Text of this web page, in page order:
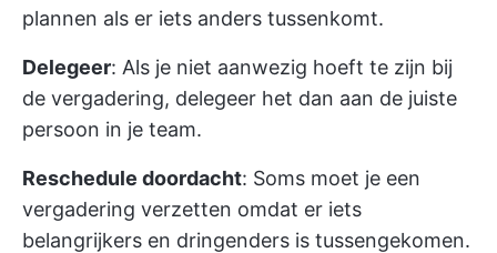
plannen als er iets anders tussenkomt.
Delegeer: Als je niet aanwezig hoeft te zijn bij
de vergadering, delegeer het dan aan de juiste
persoon in je team.
Reschedule doordacht: Soms moet je een
vergadering verzetten omdat er iets
belangrijkers en dringenders is tussengekomen.